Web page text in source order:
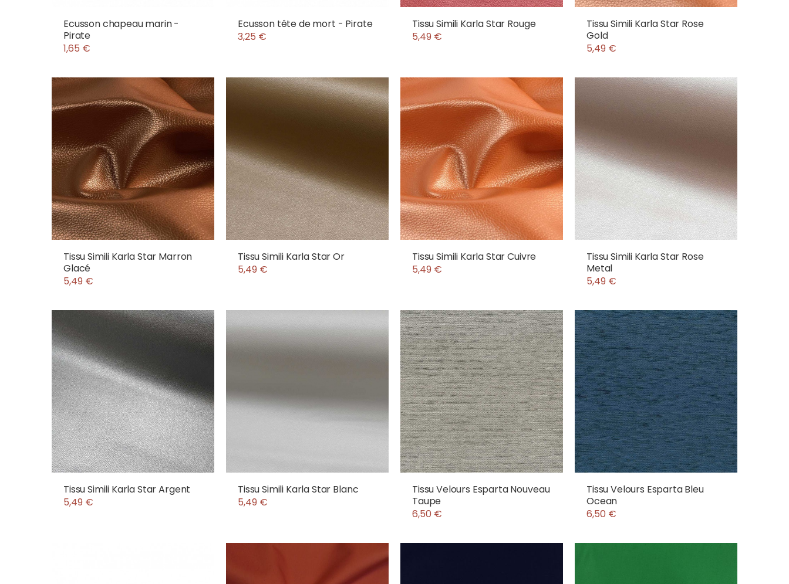
Ecusson chapeau marin -
Pirate
1,65 €
Ecusson tête de mort - Pirate
3,25 €
Tissu Simili Karla Star Rouge
5,49 €
Tissu Simili Karla Star Rose
Gold
5,49 €
Tissu Simili Karla Star Marron
Glacé
5,49 €
Tissu Simili Karla Star Or
5,49 €
Tissu Simili Karla Star Cuivre
5,49 €
Tissu Simili Karla Star Rose
Metal
5,49 €
Tissu Simili Karla Star Argent
5,49 €
Tissu Simili Karla Star Blanc
5,49 €
Tissu Velours Esparta Nouveau
Taupe
6,50 €
Tissu Velours Esparta Bleu
Ocean
6,50 €